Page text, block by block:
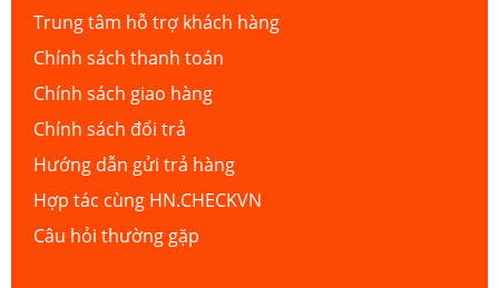
Trung tâm hỗ trợ khách hàng
Chính sách thanh toán
Chính sách giao hàng
Chính sách đổi trả
Hướng dẫn gửi trả hàng
Hợp tác cùng HN.CHECKVN
Câu hỏi thường gặp